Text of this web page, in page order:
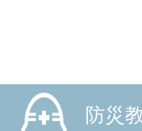
防災